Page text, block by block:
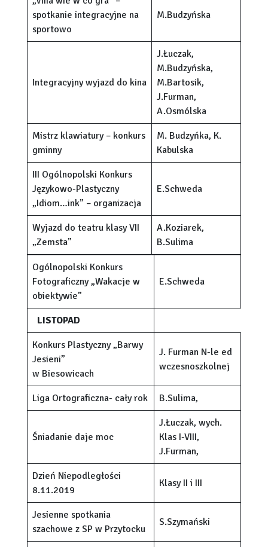
spotkanie integracyjne na
sportowo
M.Budzyńska
Integracyjny wyjazd do kina
J.Łuczak,
M.Budzyńska,
M.Bartosik,
J.Furman,
A.Osmólska
Mistrz klawiatury – konkurs
gminny
M. Budzyńka, K.
Kabulska
III Ogólnopolski Konkurs
Językowo-Plastyczny
„Idiom…ink” – organizacja
E.Schweda
Wyjazd do teatru klasy VII
„Zemsta”
A.Koziarek,
B.Sulima
Ogólnopolski Konkurs
Fotograficzny „Wakacje w
obiektywie”
E.Schweda
LISTOPAD
Konkurs Plastyczny „Barwy
Jesieni”
w Biesowicach
J. Furman N-le ed
wczesnoszkolnej
Liga Ortograficzna- cały rok B.Sulima,
Śniadanie daje moc
J.Łuczak, wych.
Klas I-VIII,
J.Furman,
Dzień Niepodległości
8.11.2019
Klasy II i III
Jesienne spotkania
szachowe z SP w Przytocku
S.Szymański